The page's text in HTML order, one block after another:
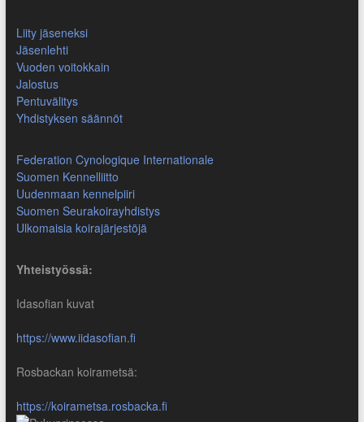
Liity jäseneksi
Jäsenlehti
Vuoden voitokkain
Jalostus
Pentuvälitys
Yhdistyksen säännöt
Federation Cynologique Internationale
Suomen Kennelliitto
Uudenmaan kennelpiiri
Suomen Seurakoirayhdistys
Ulkomaisia koirajärjestöjä
Yhteistyössä:
Idasofian kuvat
https://www.iidasofian.fi
Rosbackan koirametsä:
https://koirametsa.rosbacka.fi